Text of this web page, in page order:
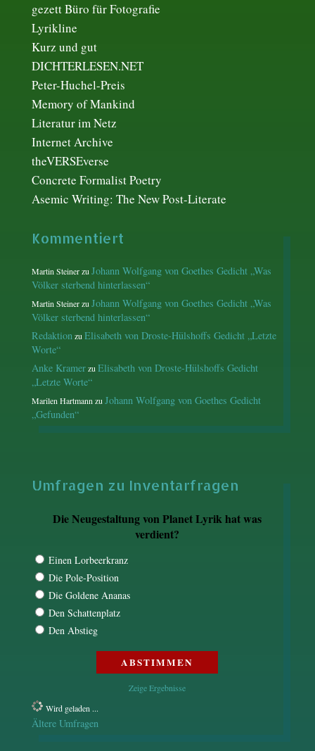
gezett Büro für Fotografie
Lyrikline
Kurz und gut
DICHTERLESEN.NET
Peter-Huchel-Preis
Memory of Mankind
Literatur im Netz
Internet Archive
theVERSEverse
Concrete Formalist Poetry
Asemic Writing: The New Post-Literate
Kommentiert
Martin SteinerzuJohann Wolfgang von Goethes Gedicht „Was
Völker sterbend hinterlassen“
Martin SteinerzuJohann Wolfgang von Goethes Gedicht „Was
Völker sterbend hinterlassen“
RedaktionzuElisabeth von Droste-Hülshoffs Gedicht „Letzte
Worte“
Anke KramerzuElisabeth von Droste-Hülshoffs Gedicht
„Letzte Worte“
Marilen HartmannzuJohann Wolfgang von Goethes Gedicht
„Gefunden“
Umfragen zu Inventarfragen
Die Neugestaltung von Planet Lyrik hat was
verdient?
Einen Lorbeerkranz
Die Pole-Position
Die Goldene Ananas
Den Schattenplatz
Den Abstieg
Zeige Ergebnisse
Wird geladen ...
Ältere Umfragen